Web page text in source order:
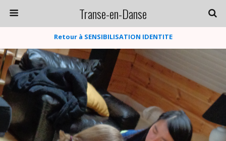
Transe-en-Danse
Retour à SENSIBILISATION IDENTITE